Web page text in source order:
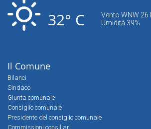
32° C
Vento WNW 26
Umidità 39%
Il Comune
Bilanci
Sindaco
Giunta comunale
Consiglio comunale
Presidente del consiglio comunale
Commissioni consiliari